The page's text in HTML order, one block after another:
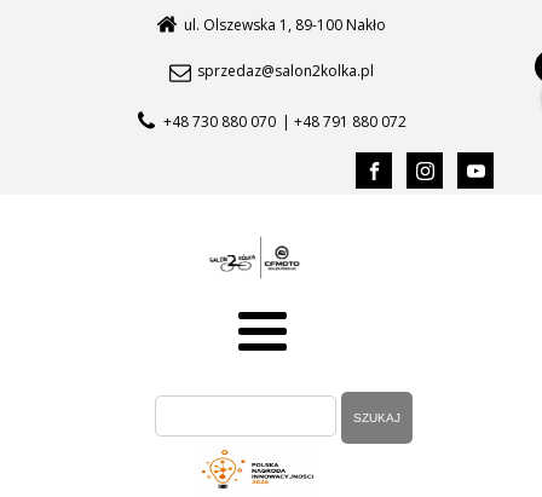
ul. Olszewska 1, 89-100 Nakło
sprzedaz@salon2kolka.pl
+48 730 880 070 | +48 791 880 072